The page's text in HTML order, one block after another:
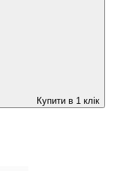
Купити в 1 клік